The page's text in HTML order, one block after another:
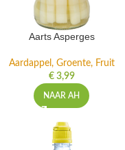
Aarts Asperges
Aardappel, Groente, Fruit
€3,99
NAAR AH